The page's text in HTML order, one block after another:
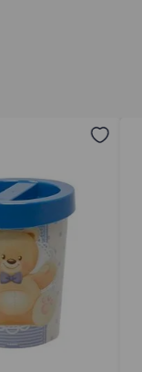
Escreva uma
ENVIAR